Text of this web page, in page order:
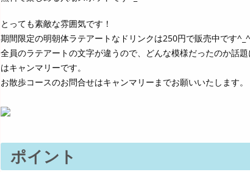
とっても素敵な雰囲気です！
期間限定の明朝体ラテアートなドリンクは250円で販売中です^_^
全員のラテアートの文字が違うので、どんな模様だったのか話
はキャンマリーです。
お散歩コースのお問合せはキャンマリーまでお願いいたします。
ポイント